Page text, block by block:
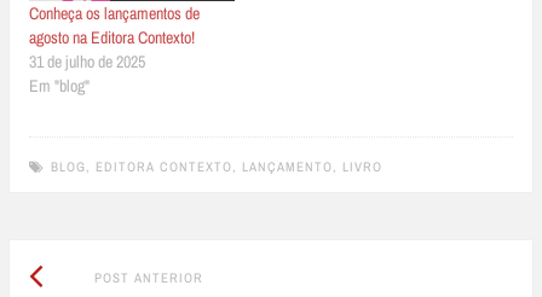
Conheça os lançamentos de
agosto na Editora Contexto!
31 de julho de 2025
Em "blog"
BLOG , EDITORA CONTEXTO, LANÇAMENTO, LIVRO
Post
POST ANTERIOR